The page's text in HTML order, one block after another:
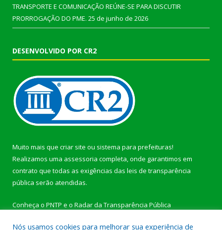
TRANSPORTE E COMUNICAÇÃO REÚNE-SE PARA DISCUTIR
PRORROGAÇÃO DO PME. 25 de junho de 2026
DESENVOLVIDO POR CR2
Muito mais que criar site ou sistema para prefeituras!
Realizamos uma assessoria completa, onde garantimos em
contrato que todas as exigências das leis de transparência
pública serão atendidas.
Conheça o PNTP e o Radar da Transparência Pública
Nós usamos cookies para melhorar sua experiência de